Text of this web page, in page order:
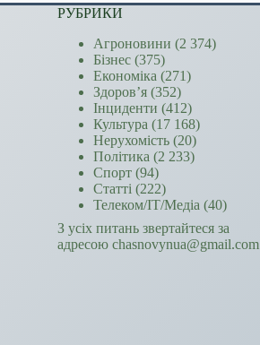
РУБРИКИ
Агроновини (2 374)
Бізнес (375)
Економіка (271)
Здоров’я (352)
Інциденти (412)
Культура (17 168)
Нерухомість (20)
Політика (2 233)
Спорт (94)
Статті (222)
Телеком/ІТ/Медіа (40)
З усіх питань звертайтеся за
адресою chasnovynua@gmail.com